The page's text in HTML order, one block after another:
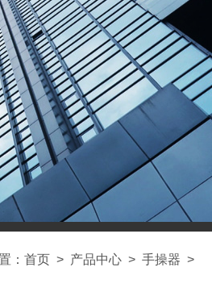
： 首页 > 产品中心 > 手操器 >